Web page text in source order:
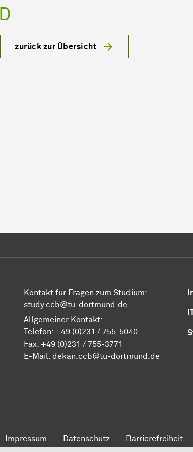
D
zurück zur Übersicht
Kontakt für Fragen zum Studium:
study.ccb@tu-dortmund.de
Allgemeiner Kontakt:
Telefon: +49 (0)231 / 755-5040
Fax: +49 (0)231 / 755-3771
E-Mail: dekan.ccb@tu-dortmund.de
Impressum Datenschutz Barrierefreiheit